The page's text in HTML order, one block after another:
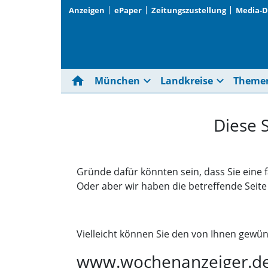
Anzeigen ePaper Zeitungszustellung Media-
home München expand_more Landkreise expand_more
Diese
Gründe dafür könnten sein, dass Sie
Oder aber wir haben die betreffende
Vielleicht können Sie den von Ihnen